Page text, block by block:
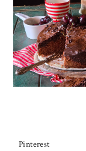
TORTA
Pinterest